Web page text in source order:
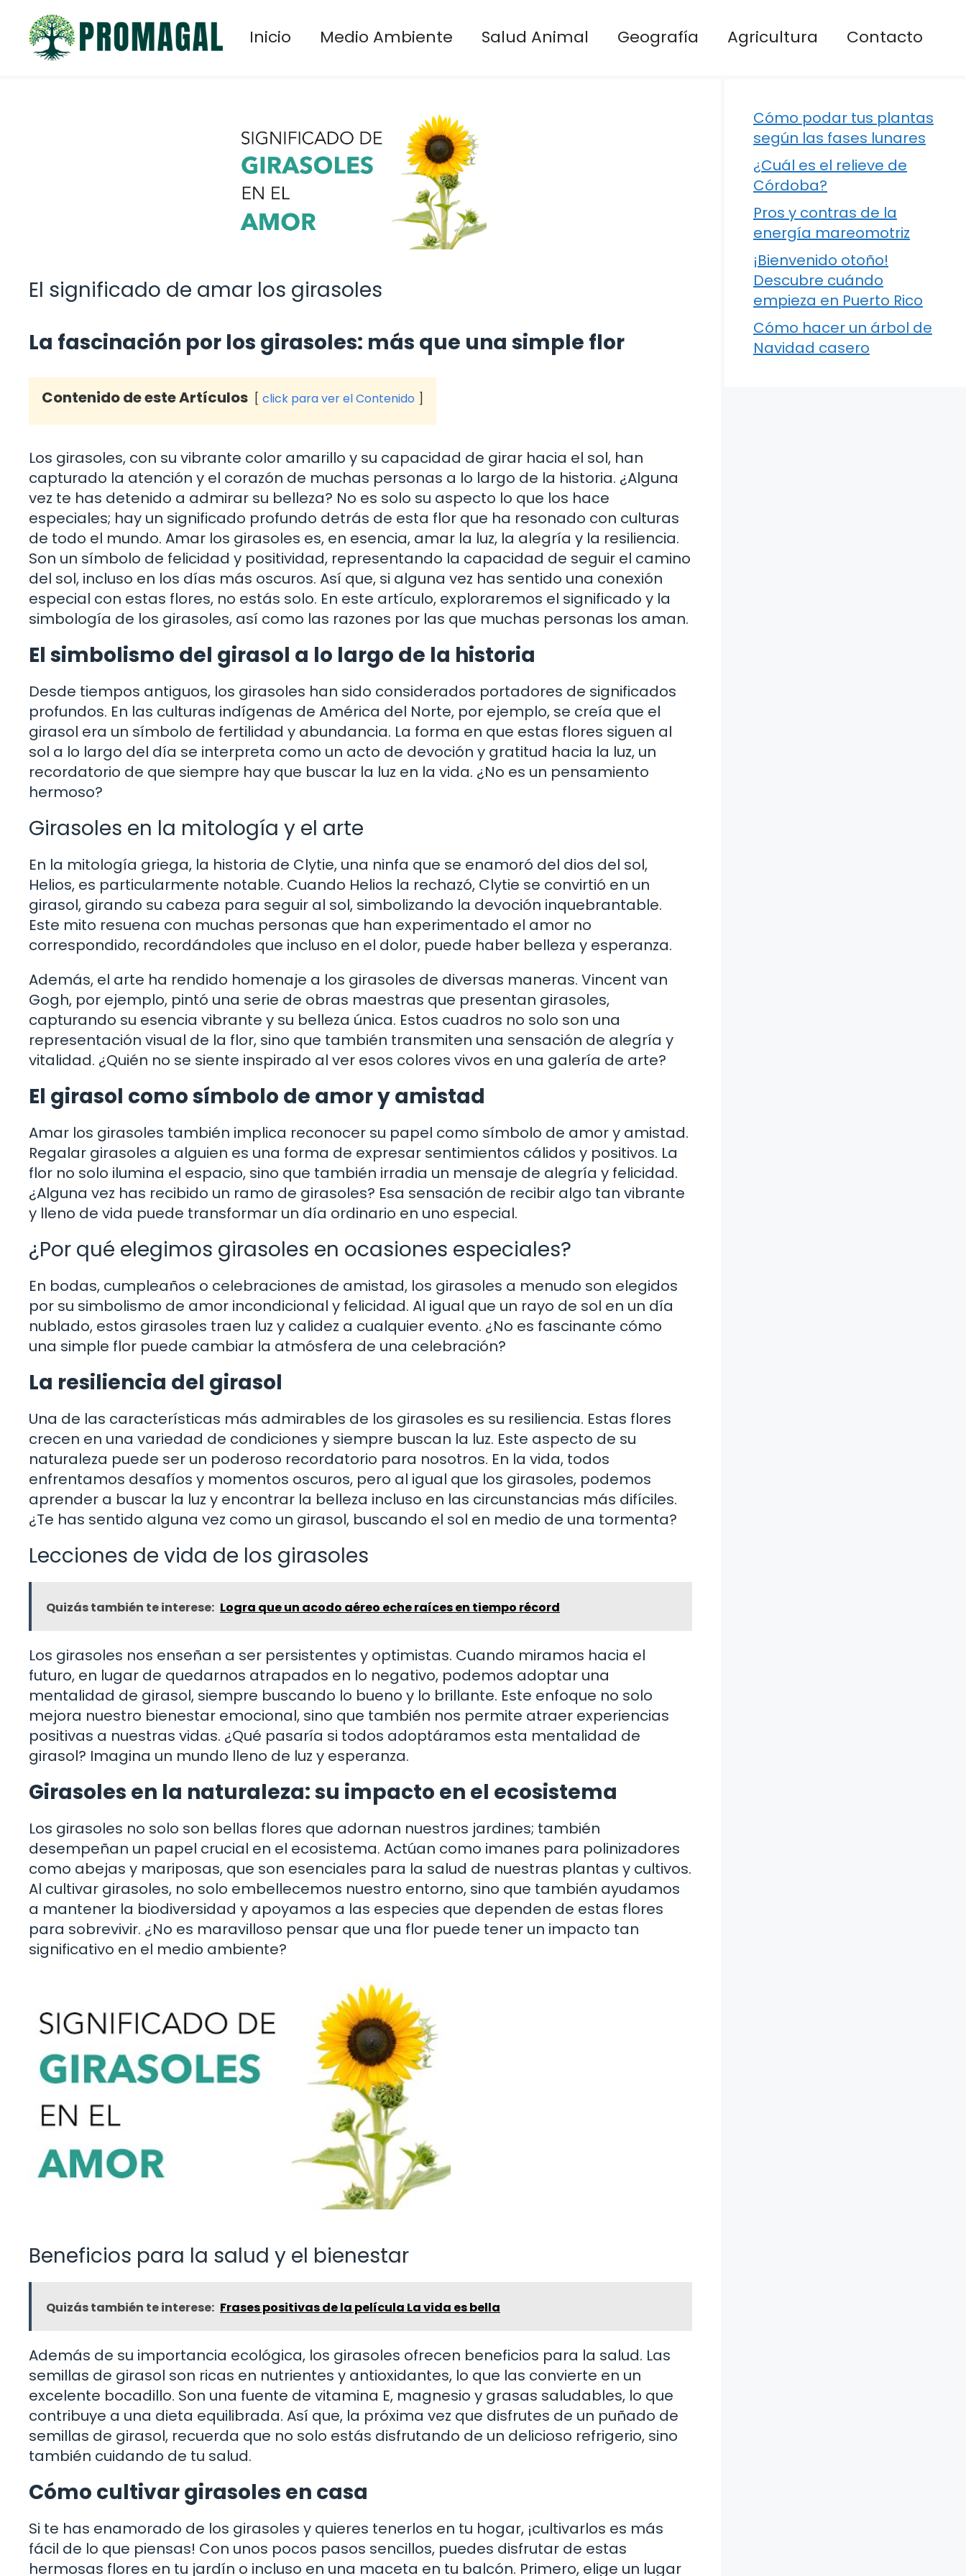
contenido
Inicio Medio Ambiente Salud Animal Geografía Agricultura Contacto
El significado de amar los girasoles
La fascinación por los girasoles: más que una simple flor
Contenido de este Artículos click para ver el Contenido
Los girasoles, con su vibrante color amarillo y su capacidad de girar hacia el sol, han
capturado la atención y el corazón de muchas personas a lo largo de la historia. ¿Alguna
vez te has detenido a admirar su belleza? No es solo su aspecto lo que los hace
especiales; hay un significado profundo detrás de esta flor que ha resonado con culturas
de todo el mundo. Amar los girasoles es, en esencia, amar la luz, la alegría y la resiliencia.
Son un símbolo de felicidad y positividad, representando la capacidad de seguir el camino
del sol, incluso en los días más oscuros. Así que, si alguna vez has sentido una conexión
especial con estas flores, no estás solo. En este artículo, exploraremos el significado y la
simbología de los girasoles, así como las razones por las que muchas personas los aman.
El simbolismo del girasol a lo largo de la historia
Desde tiempos antiguos, los girasoles han sido considerados portadores de significados
profundos. En las culturas indígenas de América del Norte, por ejemplo, se creía que el
girasol era un símbolo de fertilidad y abundancia. La forma en que estas flores siguen al
sol a lo largo del día se interpreta como un acto de devoción y gratitud hacia la luz, un
recordatorio de que siempre hay que buscar la luz en la vida. ¿No es un pensamiento
hermoso?
Girasoles en la mitología y el arte
En la mitología griega, la historia de Clytie, una ninfa que se enamoró del dios del sol,
Helios, es particularmente notable. Cuando Helios la rechazó, Clytie se convirtió en un
girasol, girando su cabeza para seguir al sol, simbolizando la devoción inquebrantable.
Este mito resuena con muchas personas que han experimentado el amor no
correspondido, recordándoles que incluso en el dolor, puede haber belleza y esperanza.
Además, el arte ha rendido homenaje a los girasoles de diversas maneras. Vincent van
Gogh, por ejemplo, pintó una serie de obras maestras que presentan girasoles,
capturando su esencia vibrante y su belleza única. Estos cuadros no solo son una
representación visual de la flor, sino que también transmiten una sensación de alegría y
vitalidad. ¿Quién no se siente inspirado al ver esos colores vivos en una galería de arte?
El girasol como símbolo de amor y amistad
Amar los girasoles también implica reconocer su papel como símbolo de amor y amistad.
Regalar girasoles a alguien es una forma de expresar sentimientos cálidos y positivos. La
flor no solo ilumina el espacio, sino que también irradia un mensaje de alegría y felicidad.
¿Alguna vez has recibido un ramo de girasoles? Esa sensación de recibir algo tan vibrante
y lleno de vida puede transformar un día ordinario en uno especial.
¿Por qué elegimos girasoles en ocasiones especiales?
En bodas, cumpleaños o celebraciones de amistad, los girasoles a menudo son elegidos
por su simbolismo de amor incondicional y felicidad. Al igual que un rayo de sol en un día
nublado, estos girasoles traen luz y calidez a cualquier evento. ¿No es fascinante cómo
una simple flor puede cambiar la atmósfera de una celebración?
La resiliencia del girasol
Una de las características más admirables de los girasoles es su resiliencia. Estas flores
crecen en una variedad de condiciones y siempre buscan la luz. Este aspecto de su
naturaleza puede ser un poderoso recordatorio para nosotros. En la vida, todos
enfrentamos desafíos y momentos oscuros, pero al igual que los girasoles, podemos
aprender a buscar la luz y encontrar la belleza incluso en las circunstancias más difíciles.
¿Te has sentido alguna vez como un girasol, buscando el sol en medio de una tormenta?
Lecciones de vida de los girasoles
Quizás también te interese: Logra que un acodo aéreo eche raíces en tiempo récord
Los girasoles nos enseñan a ser persistentes y optimistas. Cuando miramos hacia el
futuro, en lugar de quedarnos atrapados en lo negativo, podemos adoptar una
mentalidad de girasol, siempre buscando lo bueno y lo brillante. Este enfoque no solo
mejora nuestro bienestar emocional, sino que también nos permite atraer experiencias
positivas a nuestras vidas. ¿Qué pasaría si todos adoptáramos esta mentalidad de
girasol? Imagina un mundo lleno de luz y esperanza.
Girasoles en la naturaleza: su impacto en el ecosistema
Los girasoles no solo son bellas flores que adornan nuestros jardines; también
desempeñan un papel crucial en el ecosistema. Actúan como imanes para polinizadores
como abejas y mariposas, que son esenciales para la salud de nuestras plantas y cultivos.
Al cultivar girasoles, no solo embellecemos nuestro entorno, sino que también ayudamos
a mantener la biodiversidad y apoyamos a las especies que dependen de estas flores
para sobrevivir. ¿No es maravilloso pensar que una flor puede tener un impacto tan
significativo en el medio ambiente?
Beneficios para la salud y el bienestar
Quizás también te interese: Frases positivas de la película La vida es bella
Además de su importancia ecológica, los girasoles ofrecen beneficios para la salud. Las
semillas de girasol son ricas en nutrientes y antioxidantes, lo que las convierte en un
excelente bocadillo. Son una fuente de vitamina E, magnesio y grasas saludables, lo que
contribuye a una dieta equilibrada. Así que, la próxima vez que disfrutes de un puñado de
semillas de girasol, recuerda que no solo estás disfrutando de un delicioso refrigerio, sino
también cuidando de tu salud.
Cómo cultivar girasoles en casa
Si te has enamorado de los girasoles y quieres tenerlos en tu hogar, ¡cultivarlos es más
fácil de lo que piensas! Con unos pocos pasos sencillos, puedes disfrutar de estas
hermosas flores en tu jardín o incluso en una maceta en tu balcón. Primero, elige un lugar
Cómo podar tus plantas
según las fases lunares
¿Cuál es el relieve de
Córdoba?
Pros y contras de la
energía mareomotriz
¡Bienvenido otoño!
Descubre cuándo
empieza en Puerto Rico
Cómo hacer un árbol de
Navidad casero